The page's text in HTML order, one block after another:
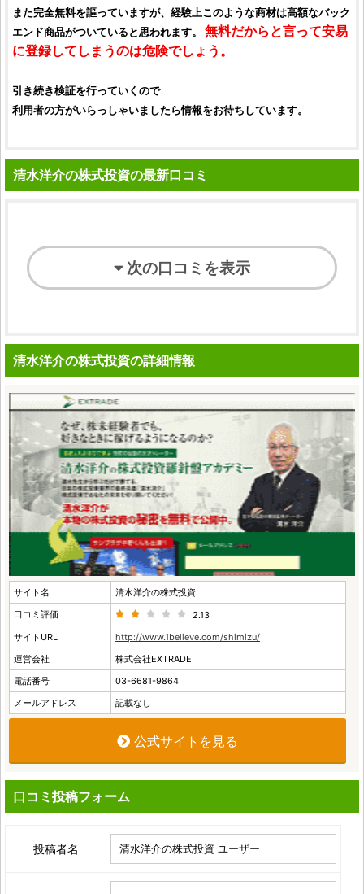
また完全無料を謳っていますが、経験上このような商材は高額なバック
エンド商品がついていると思われます。 無料だからと言って安易
に登録してしまうのは危険でしょう。
引き続き検証を行っていくので
利用者の方がいらっしゃいましたら情報をお待ちしています。
清水洋介の株式投資の最新口コミ
次の口コミを表示
清水洋介の株式投資の詳細情報
サイト名
清水洋介の株式投資
口コミ評価
2.13
サイトURL
http://www.1believe.com/shimizu/
運営会社
株式会社EXTRADE
電話番号
03-6681-9864
メールアドレス
記載なし
公式サイトを見る
口コミ投稿フォーム
投稿者名